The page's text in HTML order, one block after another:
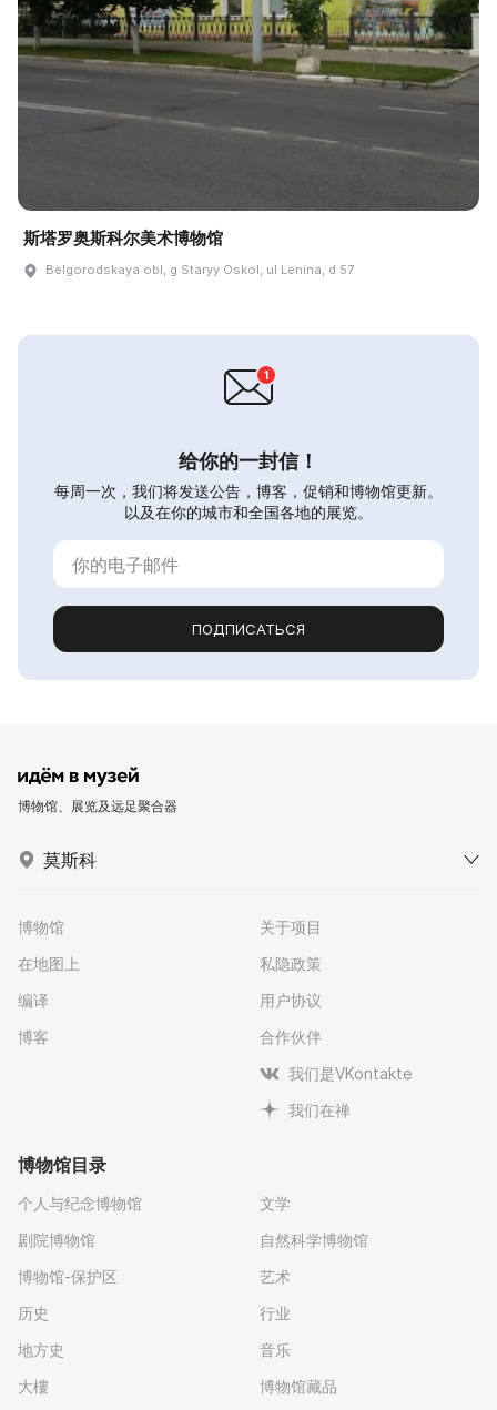
斯塔罗奥斯科尔美术博物馆
Belgorodskaya obl, g Staryy Oskol, ul Lenina, d 57
给你的一封信！
每周一次，我们将发送公告，博客，促销和博物馆更新。
以及在你的城市和全国各地的展览。
ПОДПИСАТЬСЯ
博物馆、展览及远足聚合器
莫斯科
博物馆
在地图上
编译
博客
关于项目
私隐政策
用户协议
合作伙伴
我们是VKontakte
我们在禅
博物馆目录
个人与纪念博物馆
剧院博物馆
博物馆-保护区
历史
地方史
大樓
文学
自然科学博物馆
艺术
行业
音乐
博物馆藏品